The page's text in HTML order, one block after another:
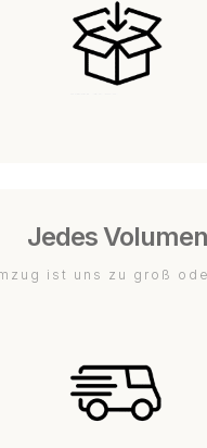
Jedes Volumen
ist uns zu groß